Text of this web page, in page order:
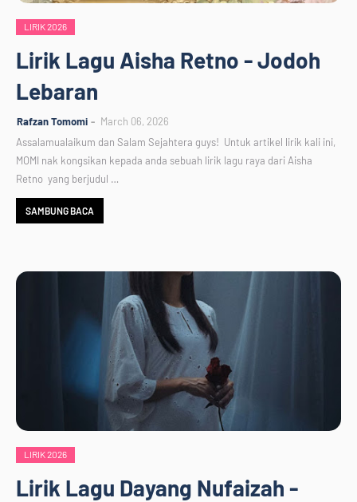
LIRIK 2026
Lirik Lagu Aisha Retno - Jodoh
Lebaran
Rafzan Tomomi
March 06, 2026
Assalamualaikum dan Salam Sejahtera guys! Untuk artikel lirik kali ini,
MOMI nak kongsikan kepada anda sebuah lirik lagu raya dari Aisha
Retno yang berjudul …
SAMBUNG BACA
LIRIK 2026
Lirik Lagu Dayang Nufaizah -